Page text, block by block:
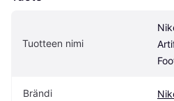
Tuotteen nimi
Brändi